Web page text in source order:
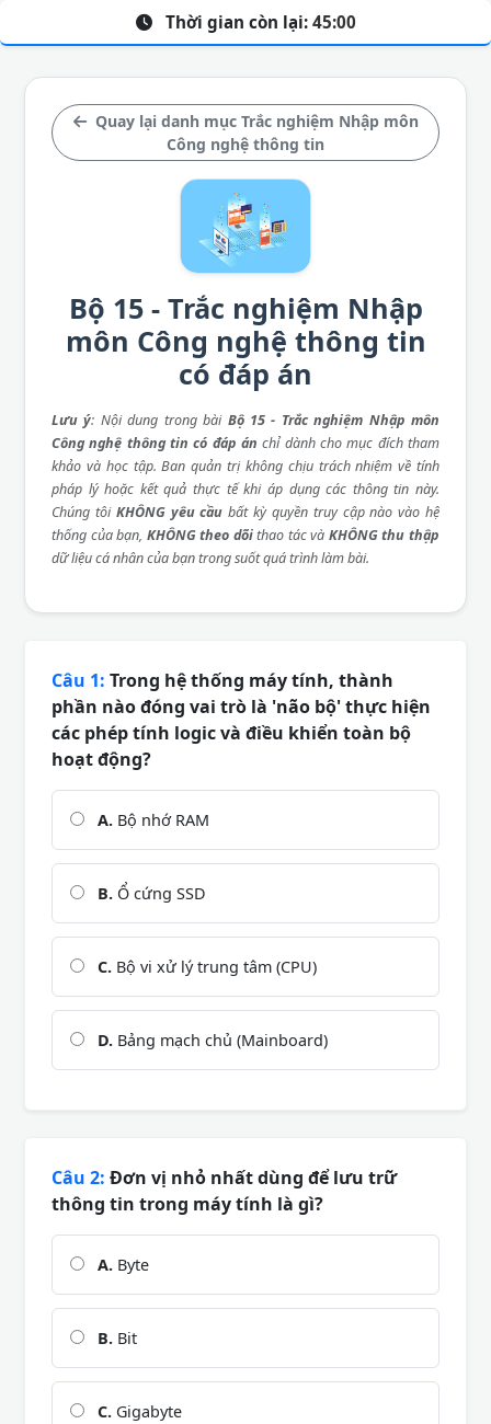
Quay lại danh mục Trắc nghiệm Nhập môn
Công nghệ thông tin
Bộ 15 - Trắc nghiệm Nhập
môn Công nghệ thông tin
có đáp án
Lưu ý: Nội dung trong bài Bộ 15 - Trắc nghiệm Nhập môn
Công nghệ thông tin có đáp án chỉ dành cho mục đích tham
khảo và học tập. Ban quản trị không chịu trách nhiệm về tính
pháp lý hoặc kết quả thực tế khi áp dụng các thông tin này.
Chúng tôi KHÔNG yêu cầu bất kỳ quyền truy cập nào vào hệ
thống của bạn, KHÔNG theo dõithao tác và KHÔNG thu thập
dữ liệu cá nhân của bạn trong suốt quá trình làm bài.
Thời gian còn lại: 45:00
Câu 1: Trong hệ thống máy tính, thành
phần nào đóng vai trò là 'não bộ' thực hiện
các phép tính logic và điều khiển toàn bộ
hoạt động?
A. Bộ nhớ RAM
B. Ổ cứng SSD
C. Bộ vi xử lý trung tâm (CPU)
D. Bảng mạch chủ (Mainboard)
Câu 2: Đơn vị nhỏ nhất dùng để lưu trữ
thông tin trong máy tính là gì?
A. Byte
B. Bit
C. Gigabyte